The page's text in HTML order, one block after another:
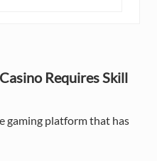
Requires Skill
gaming platform that has